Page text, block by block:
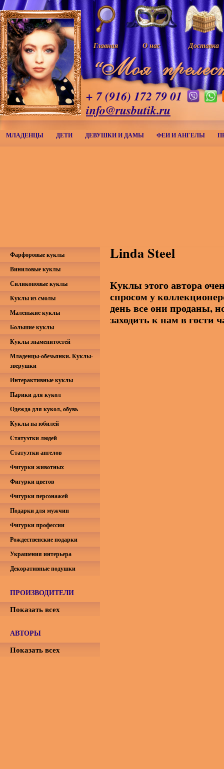
Главная О нас Доставка
+ 7 (916) 172 79 01
info@rusbutik.ru
МЛАДЕНЦЫ ДЕТИ ДЕВУШКИ И ДАМЫ ФЕИ И АНГЕЛЫ
Linda Steel
Куклы этого автора
спросом у
день все они проданы,
заходить к нам в гости
Фарфоровые куклы
Виниловые куклы
Силиконовые куклы
Куклы из смолы
Маленькие куклы
Большие куклы
Куклы знаменитостей
Младенцы-обезьянки. Куклы-
зверушки
Интерактивные куклы
Парики для кукол
Одежда для кукол, обувь
Куклы на юбилей
Статуэтки людей
Статуэтки ангелов
Фигурки животных
Фигурки цветов
Фигурки персонажей
Подарки для мужчин
Фигурки профессии
Рождественские подарки
Украшения интерьера
Декоративные подушки
ПРОИЗВОДИТЕЛИ
Показать всех
АВТОРЫ
Показать всех